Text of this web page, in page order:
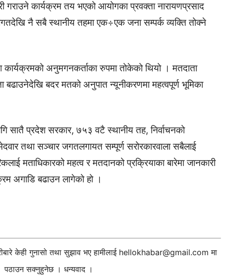
गराउने कार्यक्रम तय भएको आयोगका प्रवक्ता नारायणप्रसाद
नै सबै स्थानीय तहमा एक÷एक जना सम्पर्क व्यक्ति तोक्ने
कार्यक्रमको अनुमगनकर्ताका रुपमा तोकेको थियो । मतदाता
बढाउनेदेखि बदर मतको अनुपात न्यूनीकरणमा महत्वपूर्ण भूमिका
सातै प्रदेश सरकार, ७५३ वटै स्थानीय तह, निर्वाचनको
तथा सञ्चार जगतलगायत सम्पूर्ण सरोरकारवाला सबैलाई
मताधिकारको महत्व र मतदानको प्रक्रियाका बारेमा जानकारी
अगाडि बढाउन लागेको हो ।
केही गुनासो तथा सुझाव भए हामीलाई hellokhabar@gmail.com मा
पठाउन सक्नुहुनेछ । धन्यवाद ।